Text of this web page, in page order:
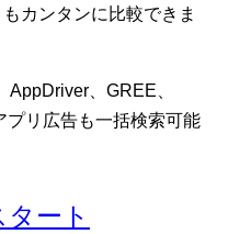
もカンタンに比較できま
、GREE、
プリ広告も一括検索可能
ート